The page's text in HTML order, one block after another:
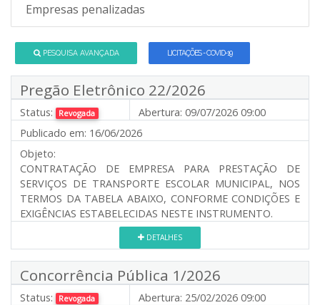
Empresas penalizadas
PESQUISA AVANÇADA LICITAÇÕES - COVID-19
Pregão Eletrônico 22/2026
Status: Revogada Abertura: 09/07/2026 09:00
Publicado em: 16/06/2026
Objeto:
CONTRATAÇÃO DE EMPRESA PARA PRESTAÇÃO DE
SERVIÇOS DE TRANSPORTE ESCOLAR MUNICIPAL, NOS
TERMOS DA TABELA ABAIXO, CONFORME CONDIÇÕES E
EXIGÊNCIAS ESTABELECIDAS NESTE INSTRUMENTO.
DETALHES
Concorrência Pública 1/2026
Status: Revogada Abertura: 25/02/2026 09:00